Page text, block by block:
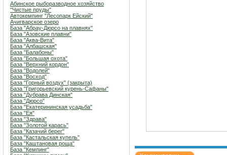
Абинское рыборазводное хозяйство
"Чистые пруды"
Автокемпинг "Лесопарк Ейский"
Ачигварское озеро
База "Абрау-Дюрсо на плавнях"
База "Азовские плавни"
База "Аква-Вита"
База "Албашская"
База "Балабоны"
База "Большая охота"
База "Верхний кордон"
База "Водолей"
База "Восход"
База "Горный воздух" (закрыта)
База "Григорьевский курень-Сафаны"
База "Дубрава Динская"
База "Дюрсо"
База "Екатерининская усадьба"
База "Ея"
База "Здрава"
База "Золотой карась"
База "Казачий берег"
База "Кастальская купель"
База "Каштановая роща"
База "Кемпинг"